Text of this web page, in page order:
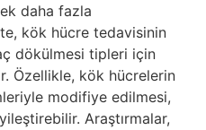
daha fazla
kök hücre tedavisinin
dökülmesi tipleri için
Özellikle, kök hücrelerin
modifiye edilmesi,
Araştırmalar,